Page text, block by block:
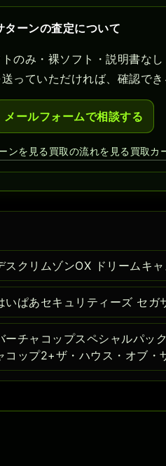
ターンの査定について
のみ・裸ソフト・説明書な
っていただければ、確認で
メールフォームで相談する
ンを見る買取の流れを見る買取カ
スクリムゾンOX ドリームキャ
いぱあセキュリティーズ セガ
ーチャコップスペシャルパッ
コップ2+ザ・ハウス・オブ・